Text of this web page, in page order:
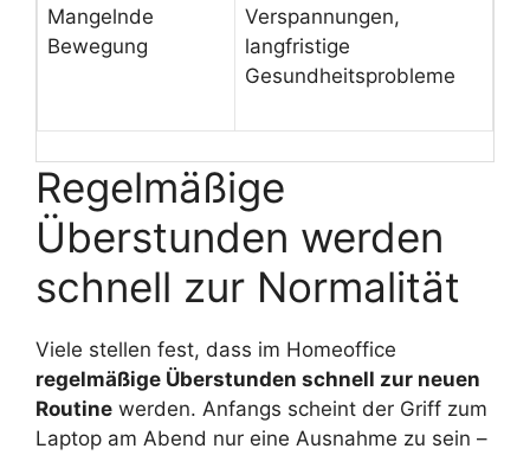
Mangelnde
Bewegung
Verspannungen,
langfristige
Gesundheitsprobleme
Regelmäßige
Überstunden werden
schnell zur Normalität
Viele stellen fest, dass im Homeoffice
regelmäßige Überstunden schnell zur neuen
Routine werden. Anfangs scheint der Griff zum
Laptop am Abend nur eine Ausnahme zu sein –